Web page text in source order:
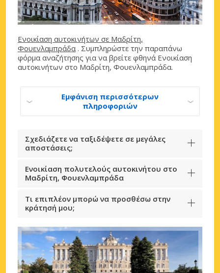
Ενοικίαση αυτοκινήτων σε Μαδρίτη,
Φουενλαμπράδα . Συμπληρώστε την παραπάνω
φόρμα αναζήτησης για να βρείτε φθηνά Ενοικίαση
αυτοκινήτων στο Μαδρίτη, Φουενλαμπράδα.
Εμφάνιση περισσότερων
πληροφοριών
Σχεδιάζετε να ταξιδέψετε σε μεγάλες
αποστάσεις;
Ενοικίαση πολυτελούς αυτοκινήτου στο
Μαδρίτη, Φουενλαμπράδα
Τι επιπλέον μπορώ να προσθέσω στην
κράτησή μου;